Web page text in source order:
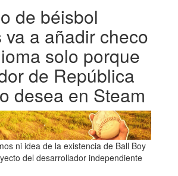
de béisbol
va a añadir checo
solo porque
de República
desea en Steam
ni idea de la existencia de Ball Boy
del desarrollador independiente